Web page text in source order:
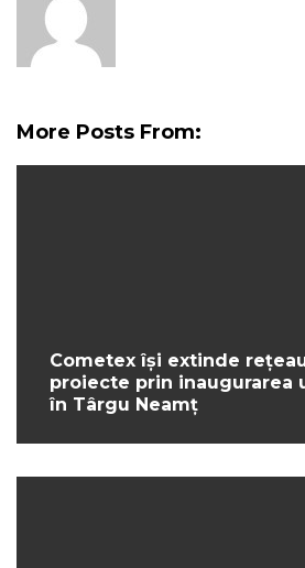
More Posts From:
Cometex își extinde
proiecte prin inaugurarea
în Târgu Neamț